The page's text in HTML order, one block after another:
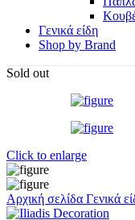
Γενικά είδη
Shop by Brand
Sold out
Click to enlarge
Αρχική σελίδα Γενικά